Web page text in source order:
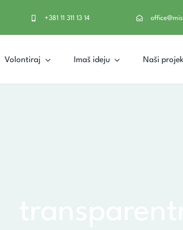
+381 11 311 13 14
Volontiraj Imaš ideju Naši